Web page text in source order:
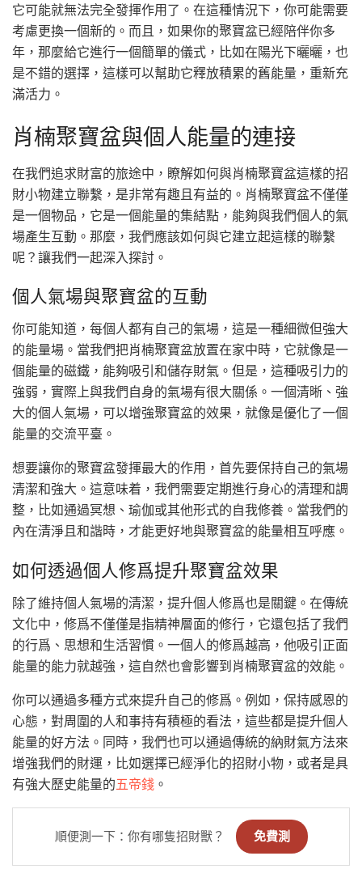
它可能就無法完全發揮作用了。在這種情況下，你可能需要
考慮更換一個新的。而且，如果你的聚寶盆已經陪伴你多
年，那麼給它進行一個簡單的儀式，比如在陽光下曬曬，也
是不錯的選擇，這樣可以幫助它釋放積累的舊能量，重新充
滿活力。
肖楠聚寶盆與個人能量的連接
在我們追求財富的旅途中，瞭解如何與肖楠聚寶盆這樣的招
財小物建立聯繫，是非常有趣且有益的。肖楠聚寶盆不僅僅
是一個物品，它是一個能量的集結點，能夠與我們個人的氣
場產生互動。那麼，我們應該如何與它建立起這樣的聯繫
呢？讓我們一起深入探討。
個人氣場與聚寶盆的互動
你可能知道，每個人都有自己的氣場，這是一種細微但強大
的能量場。當我們把肖楠聚寶盆放置在家中時，它就像是一
個能量的磁鐵，能夠吸引和儲存財氣。但是，這種吸引力的
強弱，實際上與我們自身的氣場有很大關係。一個清晰、強
大的個人氣場，可以增強聚寶盆的效果，就像是優化了一個
能量的交流平臺。
想要讓你的聚寶盆發揮最大的作用，首先要保持自己的氣場
清潔和強大。這意味着，我們需要定期進行身心的清理和調
整，比如通過冥想、瑜伽或其他形式的自我修養。當我們的
內在清淨且和諧時，才能更好地與聚寶盆的能量相互呼應。
如何透過個人修爲提升聚寶盆效果
除了維持個人氣場的清潔，提升個人修爲也是關鍵。在傳統
文化中，修爲不僅僅是指精神層面的修行，它還包括了我們
的行爲、思想和生活習慣。一個人的修爲越高，他吸引正面
能量的能力就越強，這自然也會影響到肖楠聚寶盆的效能。
你可以通過多種方式來提升自己的修爲。例如，保持感恩的
心態，對周圍的人和事持有積極的看法，這些都是提升個人
能量的好方法。同時，我們也可以通過傳統的納財氣方法來
增強我們的財運，比如選擇已經淨化的招財小物，或者是具
有強大歷史能量的五帝錢 。
順便測一下：你有哪隻招財獸？ 免費測